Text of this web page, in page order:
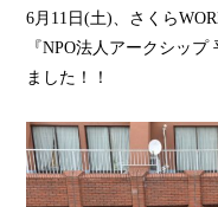
6月11日(土)、さくら
『NPO法人アークシッ
ました！！